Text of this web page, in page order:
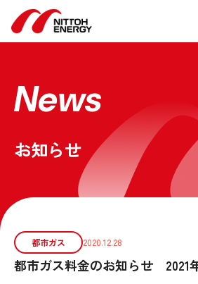
ブランドメッセージ
事業紹介
お問い合わせ
サービスサイト
News
お知らせ
都市ガス 2020.12.28
都市ガス料金のお知らせ 2021